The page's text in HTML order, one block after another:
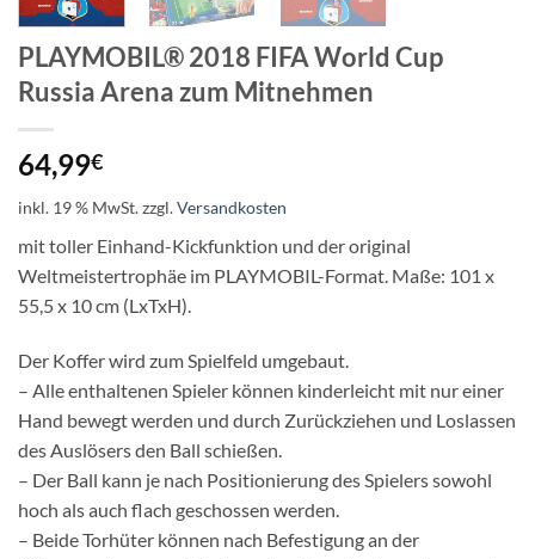
PLAYMOBIL® 2018 FIFA World Cup
Russia Arena zum Mitnehmen
64,99€
inkl. 19 % MwSt.zzgl.Versandkosten
mit toller Einhand-Kickfunktion und der original
Weltmeistertrophäe im PLAYMOBIL-Format. Maße: 101 x
55,5 x 10 cm (LxTxH).
Der Koffer wird zum Spielfeld umgebaut.
– Alle enthaltenen Spieler können kinderleicht mit nur einer
Hand bewegt werden und durch Zurückziehen und Loslassen
des Auslösers den Ball schießen.
– Der Ball kann je nach Positionierung des Spielers sowohl
hoch als auch flach geschossen werden.
– Beide Torhüter können nach Befestigung an der